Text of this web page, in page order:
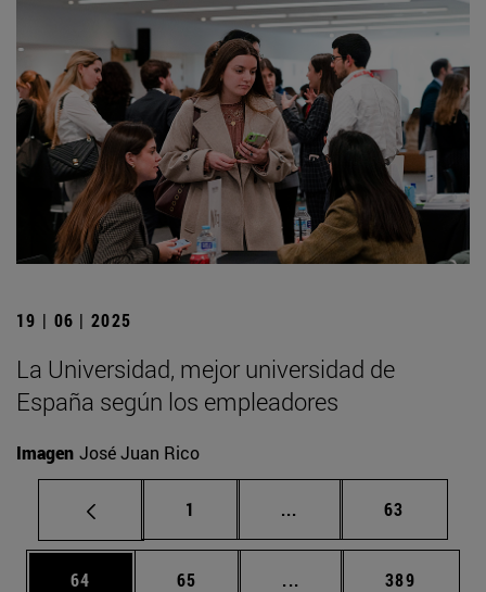
19 | 06 | 2025
La Universidad, mejor universidad de
España según los empleadores
Imagen José Juan Rico
Página
1 ... Páginas intermedias
Página
63
Página
64 Página
65 ... Páginas intermedias
Página
389